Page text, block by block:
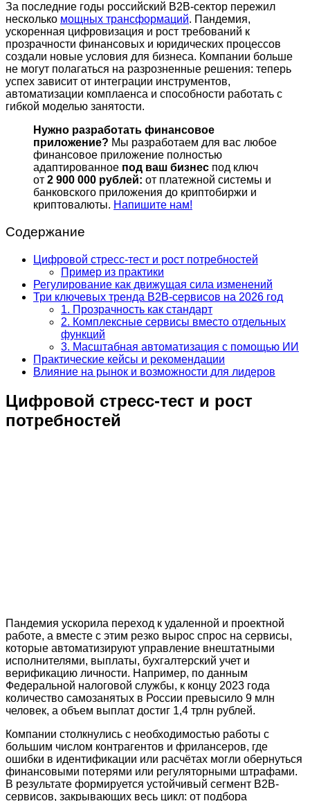
За последние годы российский B2B-сектор пережил
несколько мощных трансформаций. Пандемия,
ускоренная цифровизация и рост требований к
прозрачности финансовых и юридических процессов
создали новые условия для бизнеса. Компании больше
не могут полагаться на разрозненные решения: теперь
успех зависит от интеграции инструментов,
автоматизации комплаенса и способности работать с
гибкой моделью занятости.
Нужно разработать финансовое
приложение? Мы разработаем для вас любое
финансовое приложение полностью
адаптированное под ваш бизнес под ключ
от 2 900 000 рублей: от платежной системы и
банковского приложения до криптобиржи и
криптовалюты. Напишите нам!
Содержание
Цифровой стресс-тест и рост потребностей
Пример из практики
Регулирование как движущая сила изменений
Три ключевых тренда B2B-сервисов на 2026 год
1. Прозрачность как стандарт
2. Комплексные сервисы вместо отдельных
функций
3. Масштабная автоматизация с помощью ИИ
Практические кейсы и рекомендации
Влияние на рынок и возможности для лидеров
Цифровой стресс-тест и рост
потребностей
Пандемия ускорила переход к удаленной и проектной
работе, а вместе с этим резко вырос спрос на сервисы,
которые автоматизируют управление внештатными
исполнителями, выплаты, бухгалтерский учет и
верификацию личности. Например, по данным
Федеральной налоговой службы, к концу 2023 года
количество самозанятых в России превысило 9 млн
человек, а объем выплат достиг 1,4 трлн рублей.
Компании столкнулись с необходимостью работы с
большим числом контрагентов и фрилансеров, где
ошибки в идентификации или расчётах могли обернуться
финансовыми потерями или регуляторными штрафами.
В результате формируется устойчивый сегмент B2B-
сервисов, закрывающих весь цикл: от подбора